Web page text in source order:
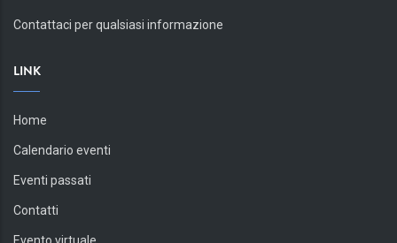
Contattaci per qualsiasi informazione
LINK
Home
Calendario eventi
Eventi passati
Contatti